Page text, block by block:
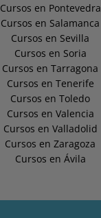
Cursos en Pontevedra
Cursos en Salamanca
Cursos en Sevilla
Cursos en Soria
Cursos en Tarragona
Cursos en Tenerife
Cursos en Toledo
Cursos en Valencia
Cursos en Valladolid
Cursos en Zaragoza
Cursos en Ávila